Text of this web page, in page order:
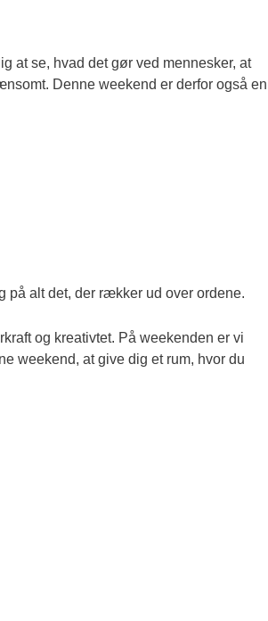
at se, hvad det gør ved mennesker, at
Denne weekend er derfor også en
alt det, der rækker ud over ordene.
og kreativtet. På weekenden er vi
weekend, at give dig et rum, hvor du